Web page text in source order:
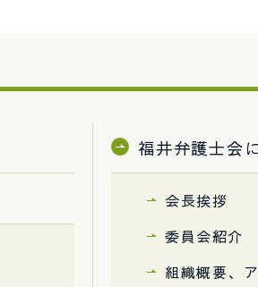
福井弁護士会
会長挨拶
委員会紹介
組織概要、